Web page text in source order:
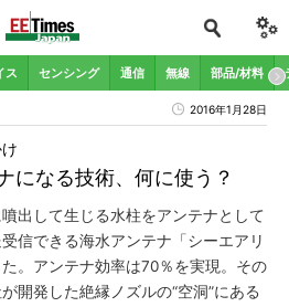
ス センシング 通信 無線 部品/材料
2016年1月28日
になる技術、何に使う？
出して生じる水柱をアンテナとして
信できる海水アンテナ「シーエアリ
。アンテナ効率は70％を実現。その
開発した絶縁ノズルの“空洞”にある